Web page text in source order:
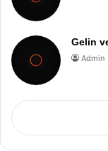
Gelin
Admin